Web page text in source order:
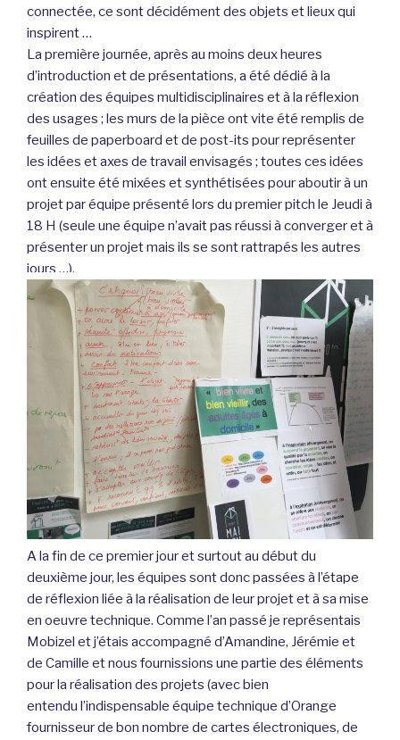
connectée, ce sont décidément des objets et lieux qui
inspirent …
La première journée, après au moins deux heures
d’introduction et de présentations, a été dédié à la
création des équipes multidisciplinaires et à la réflexion
des usages ; les murs de la pièce ont vite été remplis de
feuilles de paperboard et de post-its pour représenter
les idées et axes de travail envisagés ; toutes ces idées
ont ensuite été mixées et synthétisées pour aboutir à un
projet par équipe présenté lors du premier pitch le Jeudi à
18 H (seule une équipe n’avait pas réussi à converger et à
présenter un projet mais ils se sont rattrapés les autres
jours …).
A la fin de ce premier jour et surtout au début du
deuxième jour, les équipes sont donc passées à l’étape
de réflexion liée à la réalisation de leur projet et à sa mise
en oeuvre technique. Comme l’an passé je représentais
Mobizel et j’étais accompagné d’Amandine, Jérémie et
de Camille et nous fournissions une partie des éléments
pour la réalisation des projets (avec bien
entendu l’indispensable équipe technique d’Orange
fournisseur de bon nombre de cartes électroniques, de